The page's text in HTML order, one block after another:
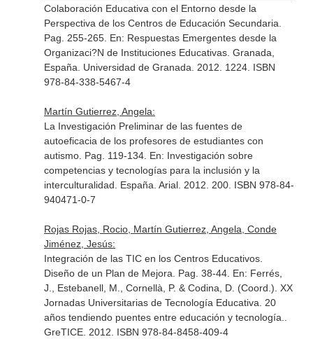
Colaboración Educativa con el Entorno desde la
Perspectiva de los Centros de Educación Secundaria.
Pag. 255-265. En: Respuestas Emergentes desde la
Organizaci?N de Instituciones Educativas. Granada,
España. Universidad de Granada. 2012. 1224. ISBN
978-84-338-5467-4
Martín Gutierrez, Angela:
La Investigación Preliminar de las fuentes de
autoeficacia de los profesores de estudiantes con
autismo. Pag. 119-134. En: Investigación sobre
competencias y tecnologías para la inclusión y la
interculturalidad . España. Arial. 2012. 200. ISBN 978-84-
940471-0-7
Rojas Rojas, Rocio, Martín Gutierrez, Angela, Conde
Jiménez, Jesús:
Integración de las TIC en los Centros Educativos.
Diseño de un Plan de Mejora. Pag. 38-44. En: Ferrés,
J., Estebanell, M., Cornellà, P. & Codina, D. (Coord.). XX
Jornadas Universitarias de Tecnología Educativa. 20
años tendiendo puentes entre educación y tecnología.
GreTICE. 2012. ISBN 978-84-8458-409-4